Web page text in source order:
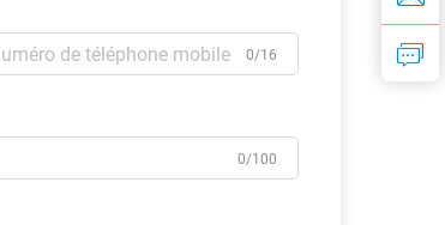
0/16
0/100